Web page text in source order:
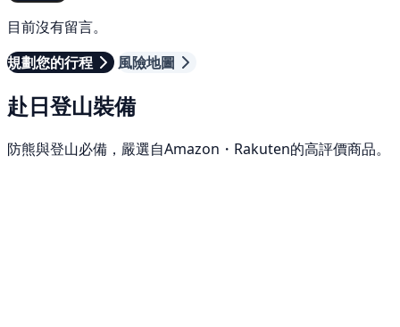
目前沒有留言。
規劃您的行程
風險地圖
赴日登山裝備
防熊與登山必備，嚴選自Amazon・Rakuten的高評價商品。